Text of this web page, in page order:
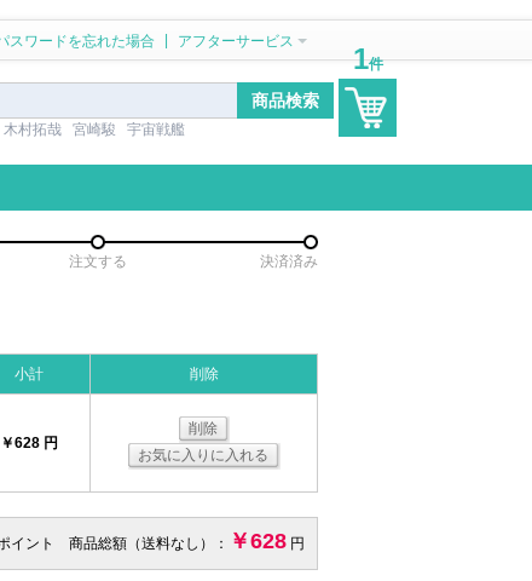
スワードを忘れた場合 アフターサービス
木村拓哉 宮崎駿 宇宙戦艦
1件
注文する 決済済み
小計 削除
￥628 円
削除
お気に入りに入れる
イント 商品総額（送料なし）： ￥628 円